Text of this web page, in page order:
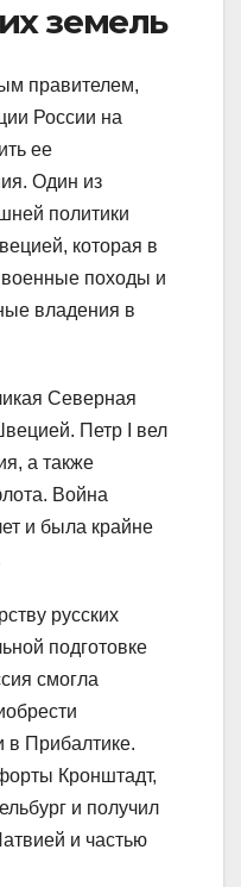
земель
правителем,
России на
ее
Один из
политики
которая в
походы и
владения в
Северная
Петр I вел
а также
Война
и была крайне
русских
подготовке
смогла
в Прибалтике.
Кронштадт,
и получил
и частью